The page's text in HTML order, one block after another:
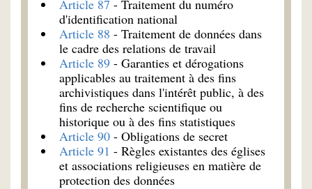
Article 87 - Traitement du numéro
d'identification national
Article 88 - Traitement de données dans
le cadre des relations de travail
Article 89 - Garanties et dérogations
applicables au traitement à des fins
archivistiques dans l'intérêt public, à des
fins de recherche scientifique ou
historique ou à des fins statistiques
Article 90 - Obligations de secret
Article 91 - Règles existantes des églises
et associations religieuses en matière de
protection des données